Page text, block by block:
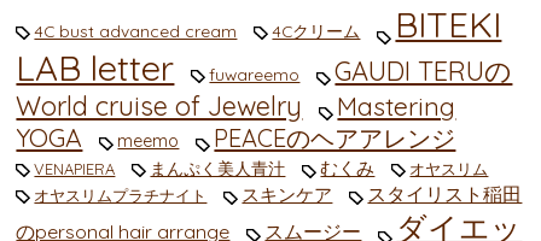
4C bust advanced cream 4Cクリーム
BITEKI
LAB letter
fuwareemo
GAUDI TERUの
World cruise of Jewelry
Mastering
YOGA
meemo PEACEのヘアアレンジ
VENAPIERA まんぷく美人青汁 むくみ
オヤスリム
オヤスリムプラチナイト
スキンケア
スタイリスト稲田
のpersonal hair arrange
スムージー
ダイエッ